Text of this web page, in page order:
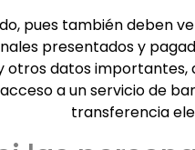
pues también deben
presentados y
otros datos
a un servicio de
transferencia